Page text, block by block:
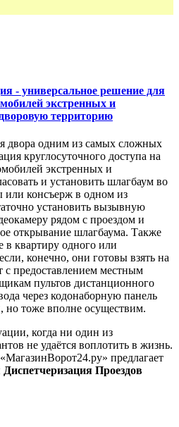
- универсальное решение для
экстренных и
территорию
двора одним из самых сложных
круглосуточного доступа на
экстренных и
и установить шлагбаум во
или консъерж в одном из
установить вызывную
рядом с проездом и
открывание шлагбаума. Также
квартиру одного или
конечно, они готовы взять на
предоставлением местным
пультов дистанционного
через кодонаборную панель
но тоже вполне осуществим.
когда ни один из
не удаётся воплотить в жизнь.
предлагает
Проездов